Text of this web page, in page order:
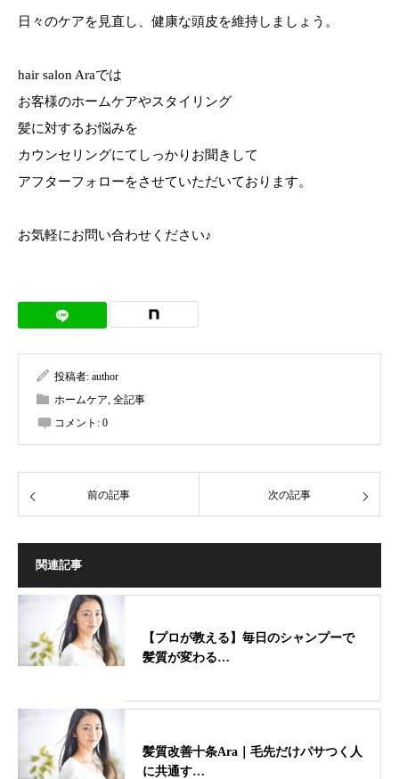
日々のケアを見直し、健康な頭皮を維持しましょう。
hair salon Araでは
お客様のホームケアやスタイリング
髪に対するお悩みを
カウンセリングにてしっかりお聞きして
アフターフォローをさせていただいております。
お気軽にお問い合わせください♪
投稿者: author
ホームケア, 全記事
コメント: 0
前の記事 次の記事
関連記事
【プロが教える】毎日のシャンプーで
髪質が変わる…
髪質改善十条Ara｜毛先だけパサつく人
に共通す…